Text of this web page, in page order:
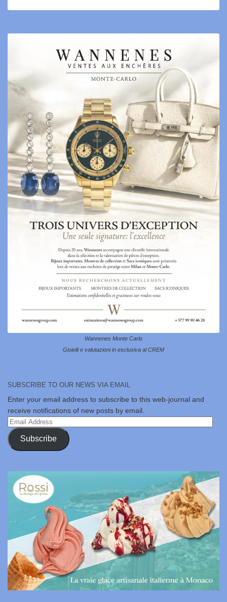
Wannenes Monte Carlo
Gioielli e valutazioni in esclusiva al CREM
SUBSCRIBE TO OUR NEWS VIA EMAIL
Enter your email address to subscribe to this web-journal and
receive notifications of new posts by email.
Email
Address
Subscribe